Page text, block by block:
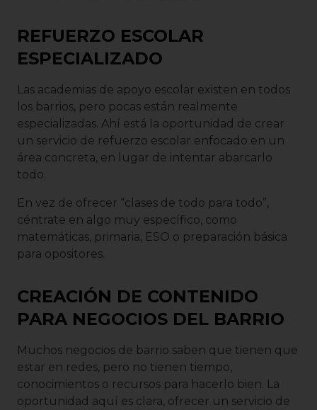
REFUERZO ESCOLAR
ESPECIALIZADO
Las academias de apoyo escolar existen en todos
los barrios, pero pocas están realmente
especializadas. Ahí está la oportunidad de crear
un servicio de refuerzo escolar enfocado en un
área concreta, en lugar de intentar abarcarlo
todo.
En vez de ofrecer “clases de todo para todo”,
céntrate en algo muy específico, como
matemáticas, primaria, ESO o preparación básica
para opositores.
CREACIÓN DE CONTENIDO
PARA NEGOCIOS DEL BARRIO
Muchos negocios de barrio saben que tienen que
estar en redes, pero no tienen tiempo,
conocimientos o recursos para hacerlo bien. La
oportunidad aquí es clara, ofrecer un servicio de